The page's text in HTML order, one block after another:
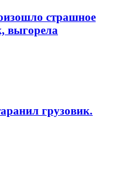
страшное
выгорела
грузовик.